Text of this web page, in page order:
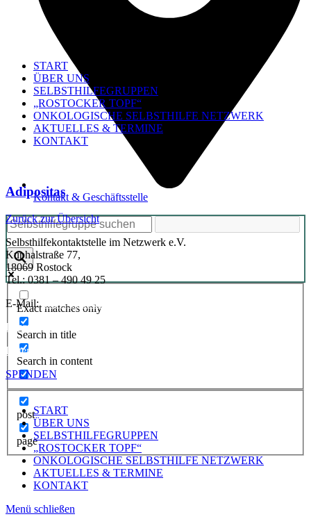
Kontakt & Geschäftsstelle
Exact matches only
Search in title
Search in content
post
page
START
ÜBER UNS
SELBSTHILFEGRUPPEN
„ROSTOCKER TOPF“
ONKOLOGISCHE SELBSTHILFE NETZWERK
AKTUELLES & TERMINE
KONTAKT
Adipositas
Zurück zur Übersicht
Selbsthilfekontaktstelle im Netzwerk e.V.
Kuphalstraße 77,
18069 Rostock
Tel.: 0381 – 490 49 25
E-Mail:
info@selbsthilfe-rostock.de
Impressum
Datenschutzerklärung
SPENDEN
START
ÜBER UNS
SELBSTHILFEGRUPPEN
„ROSTOCKER TOPF“
ONKOLOGISCHE SELBSTHILFE NETZWERK
AKTUELLES & TERMINE
KONTAKT
Menü schließen